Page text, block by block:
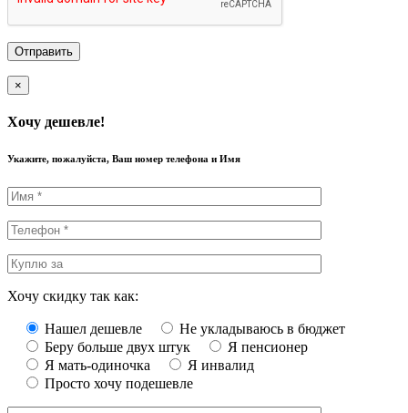
×
Хочу дешевле!
Укажите, пожалуйста, Ваш номер телефона и Имя
Хочу скидку так как:
Нашел дешевле
Не укладываюсь в бюджет
Беру больше двух штук
Я пенсионер
Я мать-одиночка
Я инвалид
Просто хочу подешевле